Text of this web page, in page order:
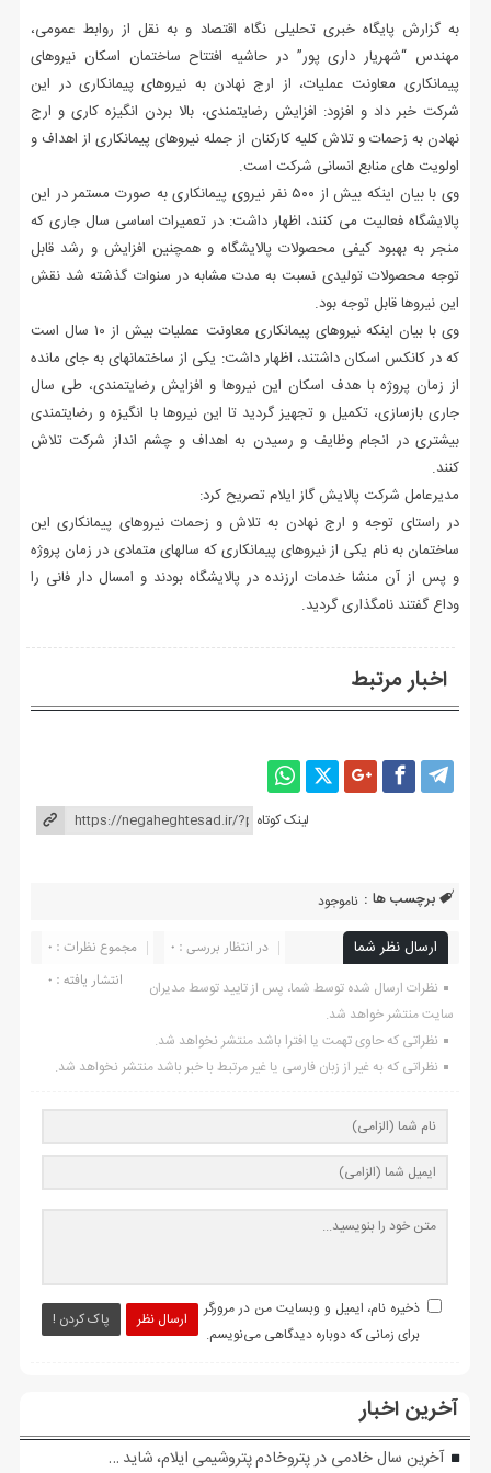
به گزارش پایگاه خبری تحلیلی نگاه اقتصاد و به نقل از روابط عمومی،
مهندس “شهریار داری پور” در حاشیه افتتاح ساختمان اسکان نیروهای
پیمانکاری معاونت عملیات، از ارج نهادن به نیروهای پیمانکاری در این
شرکت خبر داد و افزود: افزایش رضایتمندی، بالا بردن انگیزه کاری و ارج
نهادن به زحمات و تلاش کلیه کارکنان از جمله نیروهای پیمانکاری از اهداف و
اولویت های منابع انسانی شرکت است.
وی با بیان اینکه بیش از ۵۰۰ نفر نیروی پیمانکاری به صورت مستمر در این
پالایشگاه فعالیت می کنند، اظهار داشت: در تعمیرات اساسی سال جاری که
منجر به بهبود کیفی محصولات پالایشگاه و همچنین افزایش و رشد قابل
توجه محصولات تولیدی نسبت به مدت مشابه در سنوات گذشته شد نقش
این نیروها قابل توجه بود.
وی با بیان اینکه نیروهای پیمانکاری معاونت عملیات بیش از ۱۰ سال است
که در کانکس اسکان داشتند، اظهار داشت: یکی از ساختمانهای به جای مانده
از زمان پروژه با هدف اسکان این نیروها و افزایش رضایتمندی، طی سال
جاری بازسازی، تکمیل و تجهیز گردید تا این نیروها با انگیزه و رضایتمندی
بیشتری در انجام وظایف و رسیدن به اهداف و چشم انداز شرکت تلاش
کنند.
مدیرعامل شرکت پالایش گاز ایلام تصریح کرد:
در راستای توجه و ارج نهادن به تلاش و زحمات نیروهای پیمانکاری این
ساختمان به نام یکی از نیروهای پیمانکاری که سالهای متمادی در زمان پروژه
و پس از آن منشا خدمات ارزنده در پالایشگاه بودند و امسال دار فانی را
وداع گفتند نامگذاری گردید.
اخبار مرتبط
لینک کوتاه
برچسب ها : ناموجود
ارسال نظر شما مجموع نظرات : 0
در انتظار بررسی : 0
انتشار یافته : ۰
نظرات ارسال شده توسط شما، پس از تایید توسط مدیران
سایت منتشر خواهد شد.
نظراتی که حاوی تهمت یا افترا باشد منتشر نخواهد شد.
نظراتی که به غیر از زبان فارسی یا غیر مرتبط با خبر باشد منتشر نخواهد شد.
ارسال نظر پاک کردن !
ذخیره نام، ایمیل و وبسایت من در مرورگر
برای زمانی که دوباره دیدگاهی می‌نویسم.
آخرین اخبار
آخرین سال خادمی در پتروخادم پتروشیمی ایلام، شاید …